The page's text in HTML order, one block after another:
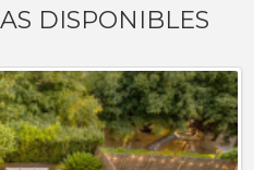
DISPONIBLES